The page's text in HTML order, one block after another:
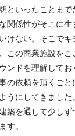
といったことま
関係性がそこに
けない。そこで
この商業施設をこ
ンドを理解して
の依頼を頂くご
うにしてきまし
築を通して少しず
す。